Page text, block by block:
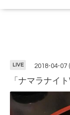
LIVE 2018-04-07
「ナマラナイ